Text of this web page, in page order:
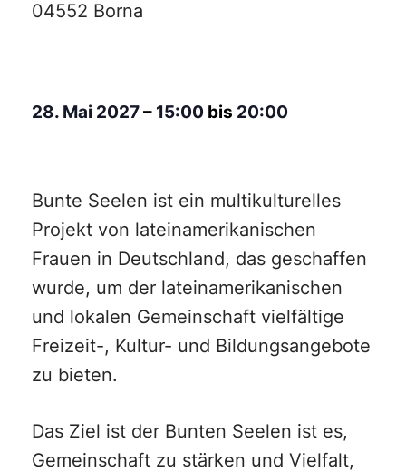
04552 Borna
28. Mai 2027– 15:00 bis 20:00
Bunte Seelen ist ein multikulturelles
Projekt von lateinamerikanischen
Frauen in Deutschland, das geschaffen
wurde, um der lateinamerikanischen
und lokalen Gemeinschaft vielfältige
Freizeit-, Kultur- und Bildungsangebote
zu bieten.
Das Ziel ist der Bunten Seelen ist es,
Gemeinschaft zu stärken und Vielfalt,